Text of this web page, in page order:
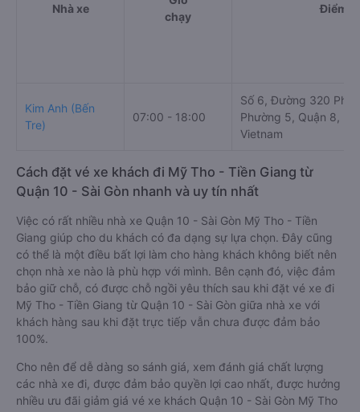
Nhà xe
chạy
Điểm đi
Kim Anh (Bến
Tre)
07:00 - 18:00
Số 6, Đường 320
Phường 5, Quận 8, Hồ
Vietnam
Cách đặt vé xe khách đi Mỹ Tho - Tiền Giang từ
Quận 10 - Sài Gòn nhanh và uy tín nhất
Việc có rất nhiều nhà xe Quận 10 - Sài Gòn Mỹ Tho - Tiền
Giang giúp cho du khách có đa dạng sự lựa chọn. Đây cũng
có thể là một điều bất lợi làm cho hàng khách không biết nên
chọn nhà xe nào là phù hợp với mình. Bên cạnh đó, việc đảm
bảo giữ chỗ, có được chỗ ngồi yêu thích sau khi đặt vé xe đi
Mỹ Tho - Tiền Giang từ Quận 10 - Sài Gòn giữa nhà xe với
khách hàng sau khi đặt trực tiếp vẫn chưa được đảm bảo
100%.
Cho nên để dễ dàng so sánh giá, xem đánh giá chất lượng
các nhà xe đi, được đảm bảo quyền lợi cao nhất, được hưởng
nhiều ưu đãi giảm giá vé xe khách Quận 10 - Sài Gòn Mỹ Tho